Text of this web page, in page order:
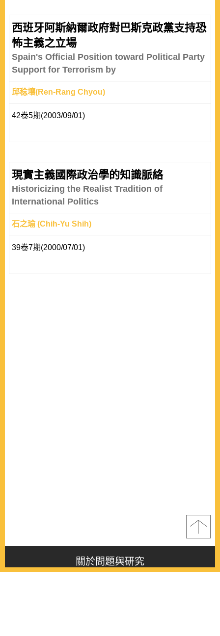
西班牙阿斯納爾政府對巴斯克政黨支持恐
怖主義之立場
Spain's Official Position toward Political Party
Support for Terrorism by
邱稔壤(Ren-Rang Chyou)
42卷5期(2003/09/01)
現實主義國際政治學的知識脈絡
Historicizing the Realist Tradition of
International Politics
石之瑜 (Chih-Yu Shih)
39卷7期(2000/07/01)
關於問題與研究
About this journal